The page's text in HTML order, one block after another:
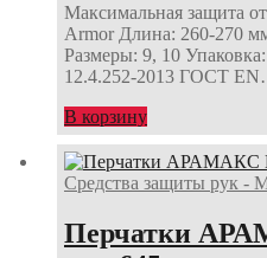
Максимальная защита
Armor Длина: 260-270
Размеры: 9, 10
12.4.252-2013 ГОСТ
В корзину
Средства защиты рук -
Перчатки